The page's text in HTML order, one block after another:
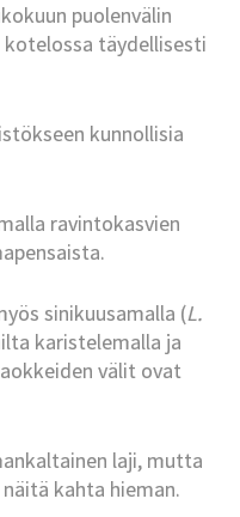
puolenvälin
täydellisesti
kunnollisia
ravintokasvien
sinikuusamalla (L.
karistelemalla ja
välit ovat
laji, mutta
kahta hieman.